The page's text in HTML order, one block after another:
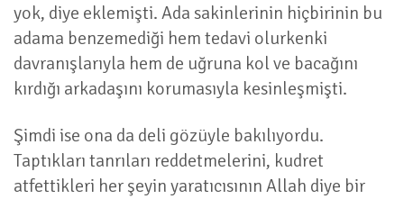
yok, diye eklemişti. Ada sakinlerinin hiçbirinin bu
adama benzemediği hem tedavi olurkenki
davranışlarıyla hem de uğruna kol ve bacağını
kırdığı arkadaşını korumasıyla kesinleşmişti.
Şimdi ise ona da deli gözüyle bakılıyordu.
Taptıkları tanrıları reddetmelerini, kudret
atfettikleri her şeyin yaratıcısının Allah diye bir